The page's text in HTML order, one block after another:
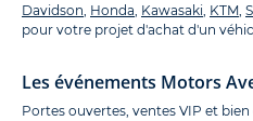
Davidson Honda Kawasaki KTM
pour votre projet d'achat d'un
Les événements Motors
Portes ouvertes, ventes VIP et